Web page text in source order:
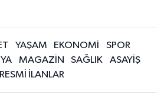
YAŞAM EKONOMİ
SPOR
MAGAZİN SAĞLIK
ASAYİŞ
RESMİ İLANLAR